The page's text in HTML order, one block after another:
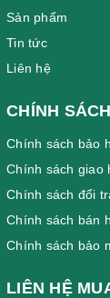
Sản phẩm
Tin tức
Liên hệ
CHÍNH SÁCH
Chính sách bảo
Chính sách giao
Chính sách đổi
Chính sách bán
Chính sách bảo
LIÊN HỆ